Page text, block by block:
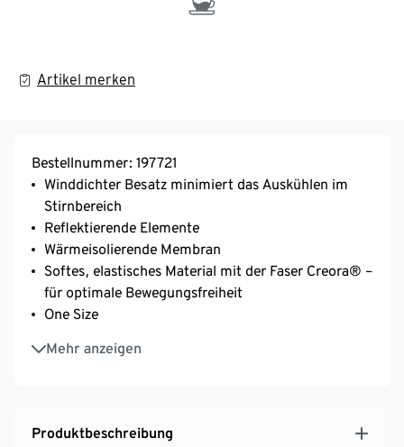
Artikel merken
Bestellnummer: 197721
Winddichter Besatz minimiert das Auskühlen im
Stirnbereich
Reflektierende Elemente
Wärmeisolierende Membran
Softes, elastisches Material mit der Faser Creora® –
für optimale Bewegungsfreiheit
One Size
Mehr anzeigen
Unisex
Produktbeschreibung